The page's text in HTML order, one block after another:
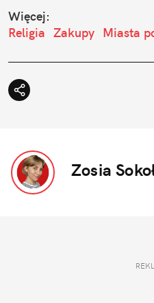
Więcej:
Religia Zakupy Miasta
Zosia